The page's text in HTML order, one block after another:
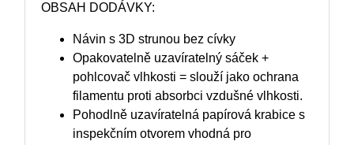
OBSAH DODÁVKY:
Návin s 3D strunou bez cívky
Opakovatelně uzavíratelný sáček +
pohlcovač vlhkosti = slouží jako ochrana
filamentu proti absorbci vzdušné vlhkosti.
Pohodlně uzavíratelná papírová krabice s
inspekčním otvorem vhodná pro